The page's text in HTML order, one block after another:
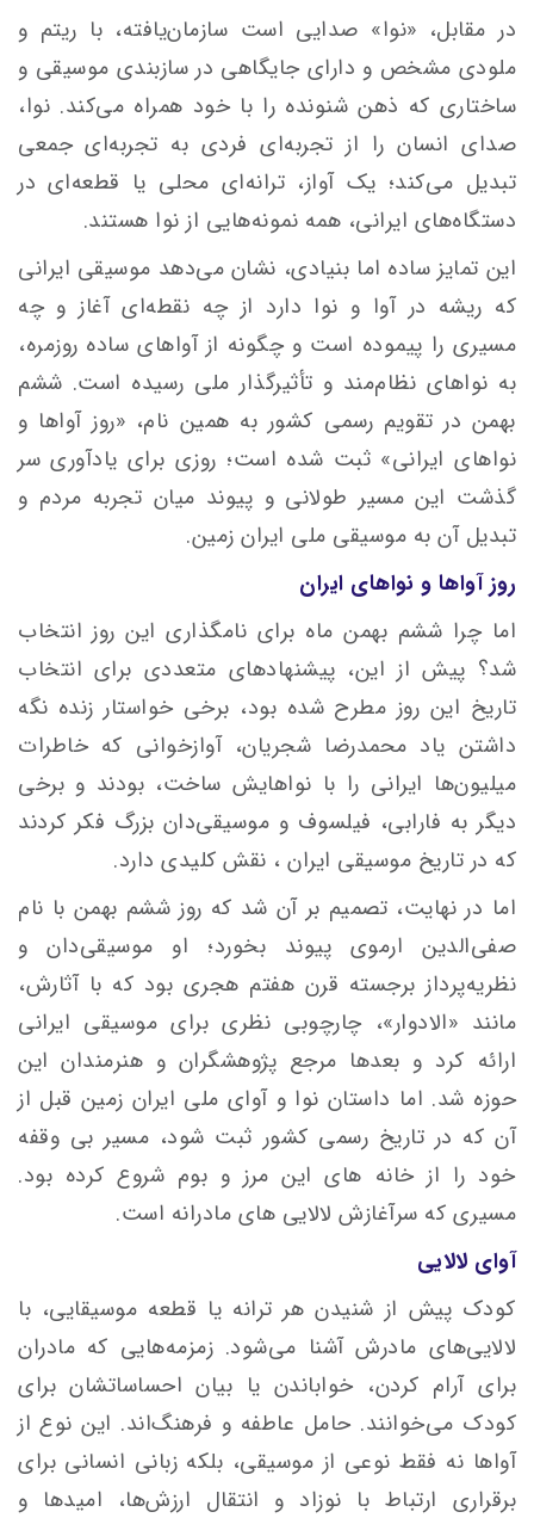
در مقابل، «نوا» صدایی است سازمان‌یافته، با ریتم و
ملودی مشخص و دارای جایگاهی در سازبندی موسیقی و
ساختاری که ذهن شنونده را با خود همراه می‌کند. نوا،
صدای انسان را از تجربه‌ای فردی به تجربه‌ای جمعی
تبدیل می‌کند؛ یک آواز، ترانه‌ای محلی یا قطعه‌ای در
دستگاه‌های ایرانی، همه نمونه‌هایی از نوا هستند.
این تمایز ساده اما بنیادی، نشان می‌دهد موسیقی ایرانی
که ریشه در آوا و نوا دارد از چه نقطه‌ای آغاز و چه
مسیری را پیموده است و چگونه از آواهای ساده‌ روزمره،
به نواهای نظام‌مند و تأثیرگذار ملی رسیده است. ششم
بهمن در تقویم رسمی کشور به همین نام، «روز آواها و
نواهای ایرانی» ثبت شده است؛ روزی برای یادآوری سر
گذشت این مسیر طولانی و پیوند میان تجربه‌ مردم و
تبدیل آن به موسیقی ملی ایران زمین.
روز آواها و نواهای ایران
اما چرا ششم بهمن ماه برای نامگذاری این روز انتخاب
شد؟ پیش از این، پیشنهادهای متعددی برای انتخاب
تاریخ این روز مطرح شده بود، برخی خواستار زنده نگه
داشتن یاد محمدرضا شجریان، آوازخوانی که خاطرات
میلیون‌ها ایرانی را با نواهایش ساخت، بودند و برخی
دیگر به فارابی، فیلسوف و موسیقی‌دان بزرگ فکر کردند
که در تاریخ موسیقی ایران ، نقش کلیدی دارد.
اما در نهایت، تصمیم بر آن شد که روز ششم بهمن با نام
صفی‌الدین ارموی پیوند بخورد؛ او موسیقی‌دان و
نظریه‌پرداز برجسته قرن هفتم هجری بود که با آثارش،
مانند «الادوار»، چارچوبی نظری برای موسیقی ایرانی
ارائه کرد و بعدها مرجع پژوهشگران و هنرمندان این
حوزه شد. اما داستان نوا و آوای ملی ایران زمین قبل از
آن که در تاریخ رسمی کشور ثبت شود، مسیر بی وقفه
خود را از خانه های این مرز و بوم شروع کرده بود.
مسیری که سرآغازش لالایی های مادرانه است.
آوای لالایی
کودک پیش از شنیدن هر ترانه یا قطعه‌ موسیقایی، با
لالایی‌های مادرش آشنا می‌شود. زمزمه‌هایی که مادران
برای آرام کردن، خواباندن یا بیان احساساتشان برای
کودک می‌خوانند. حامل عاطفه و فرهنگ‌اند. این نوع از
آواها نه فقط نوعی از موسیقی، بلکه زبانی انسانی برای
برقراری ارتباط با نوزاد و انتقال ارزش‌ها، امیدها و